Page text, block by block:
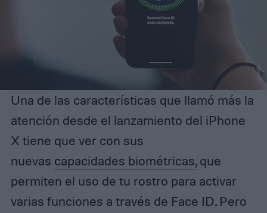
Una de las características que llamó más la
atención desde el lanzamiento del iPhone
X tiene que ver con sus
nuevas capacidades biométricas, que
permiten el uso de tu rostro para activar
varias funciones a través de Face ID. Pero